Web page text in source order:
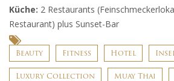
Küche: 2 Restaurants
Restaurant) plus Sunset-Bar
Beauty Fitness Hotel
Luxury Collection Muay Thai